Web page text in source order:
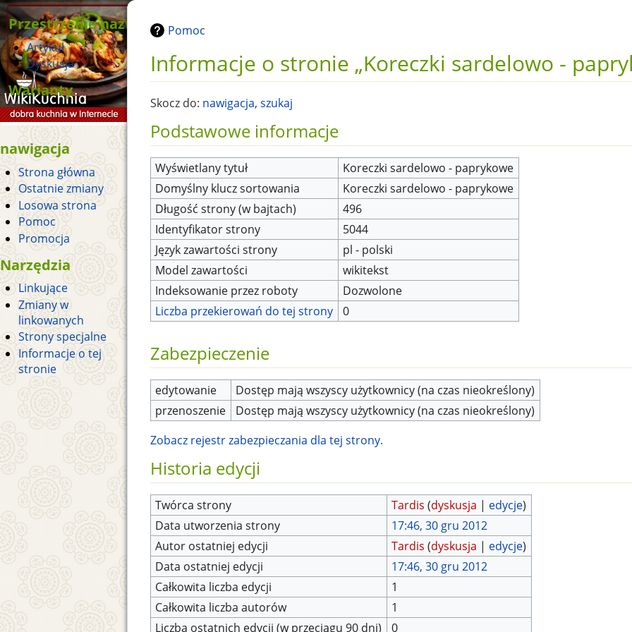
Pomoc
Informacje o stronie „Koreczki sardelowo -
Skocz do: nawigacja, szukaj
Podstawowe informacje
Wyświetlany tytuł
Koreczki sardelowo - paprykowe
Domyślny klucz sortowania
Koreczki sardelowo - paprykowe
Długość strony (w bajtach)
496
Identyfikator strony
5044
Język zawartości strony
pl - polski
Model zawartości
wikitekst
Indeksowanie przez roboty
Dozwolone
Liczba przekierowań do tej strony
0
Zabezpieczenie
edytowanie
Dostęp mają wszyscy użytkownicy (na czas nieokreślony)
przenoszenie
Dostęp mają wszyscy użytkownicy (na czas nieokreślony)
Zobacz rejestr zabezpieczania dla tej strony.
Historia edycji
Twórca strony Tardis (dyskusja | edycje)
Data utworzenia strony
17:46, 30 gru 2012
Autor ostatniej edycji
Tardis (dyskusja | edycje)
Data ostatniej edycji
17:46, 30 gru 2012
Całkowita liczba edycji
1
Całkowita liczba autorów
1
Liczba ostatnich edycji (w przeciągu 90 dni)
0
Przestrzenie nazw
Artykuł
Dyskusja
Warianty
nawigacja
Strona główna
Ostatnie zmiany
Losowa strona
Pomoc
Promocja
Narzędzia
Linkujące
Zmiany w
linkowanych
Strony specjalne
Informacje o tej
stronie